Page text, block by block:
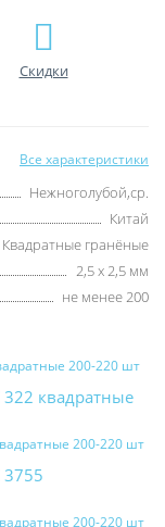
Скидки
Все характеристики
Нежноголубой,ср.
Китай
Квадратные гранёные
2,5 х 2,5 мм
не менее 200
квадратные